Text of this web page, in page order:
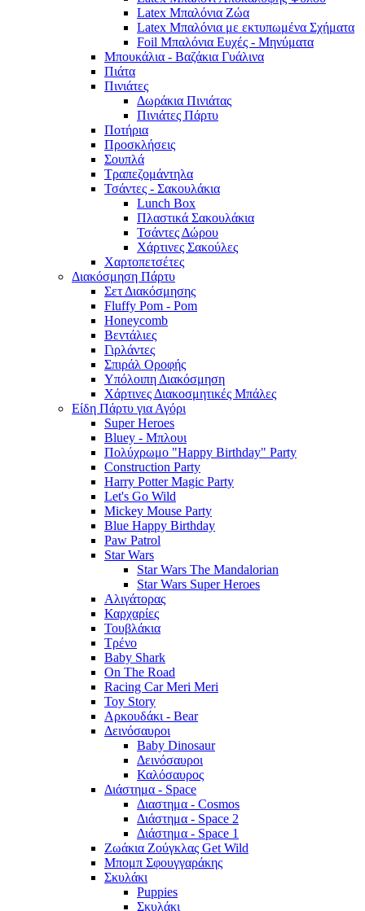
Latex Μπαλόνια Ζώα
Latex Μπαλόνια με εκτυπωμένα Σχήματα
Foil Μπαλόνια Ευχές - Μηνύματα
Μπουκάλια - Βαζάκια Γυάλινα
Πιάτα
Πινιάτες
Δωράκια Πινιάτας
Πινιάτες Πάρτυ
Ποτήρια
Προσκλήσεις
Σουπλά
Τραπεζομάντηλα
Τσάντες - Σακουλάκια
Lunch Box
Πλαστικά Σακουλάκια
Τσάντες Δώρου
Χάρτινες Σακούλες
Χαρτοπετσέτες
Διακόσμηση Πάρτυ
Σετ Διακόσμησης
Fluffy Pom - Pom
Honeycomb
Βεντάλιες
Γιρλάντες
Σπιράλ Οροφής
Υπόλοιπη Διακόσμηση
Χάρτινες Διακοσμητικές Μπάλες
Είδη Πάρτυ για Αγόρι
Super Heroes
Bluey - Μπλουι
Πολύχρωμο "Happy Birthday" Party
Construction Party
Harry Potter Magic Party
Let's Go Wild
Mickey Mouse Party
Blue Happy Birthday
Paw Patrol
Star Wars
Star Wars The Mandalorian
Star Wars Super Heroes
Αλιγάτορας
Καρχαρίες
Τουβλάκια
Τρένο
Baby Shark
On The Road
Racing Car Meri Meri
Toy Story
Αρκουδάκι - Bear
Δεινόσαυροι
Baby Dinosaur
Δεινόσαυροι
Καλόσαυρος
Διάστημα - Space
Διαστημα - Cosmos
Διάστημα - Space 2
Διάστημα - Space 1
Ζωάκια Ζούγκλας Get Wild
Μπομπ Σφουγγαράκης
Σκυλάκι
Puppies
Σκυλάκι